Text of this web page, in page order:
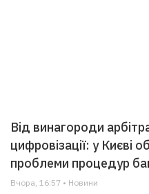
Від винагороди
цифровізації: у Києві
проблеми процедур
Вчора, 16:57 • Новини